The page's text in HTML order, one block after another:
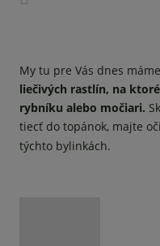
My tu pre Vás dnes máme
liečivých rastlín, na
rybníku alebo močiari.
tiecť do topánok, majte
týchto bylinkách.